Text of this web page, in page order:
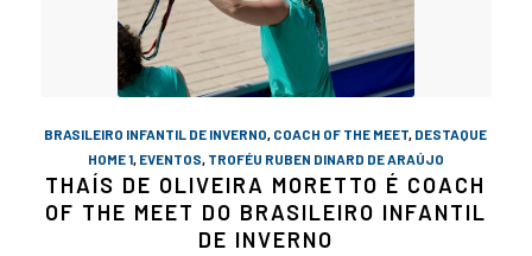
BRASILEIRO INFANTIL DE INVERNO, COACH OF THE MEET, DESTAQUE
HOME 1, EVENTOS, TROFÉU RUBEN DINARD DE ARAÚJO
THAÍS DE OLIVEIRA MORETTO É COACH
OF THE MEET DO BRASILEIRO INFANTIL
DE INVERNO